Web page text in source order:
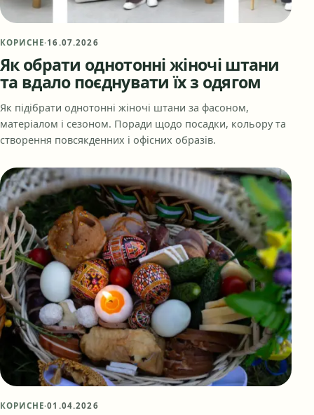
КОРИСНЕ·16.07.2026
Як обрати однотонні жіночі штани
та вдало поєднувати їх з одягом
Як підібрати однотонні жіночі штани за фасоном,
матеріалом і сезоном. Поради щодо посадки, кольору та
створення повсякденних і офісних образів.
КОРИСНЕ·01.04.2026